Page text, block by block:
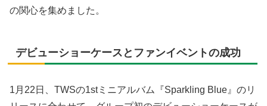
の関心を集めました。
デビューショーケースとファンイベントの成功
1月22日、TWSの1stミニアルバム『Sparkling Blue』のリ